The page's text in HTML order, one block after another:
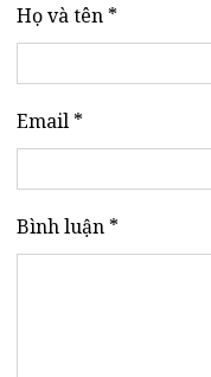
Họ và tên *
Email *
Bình luận *